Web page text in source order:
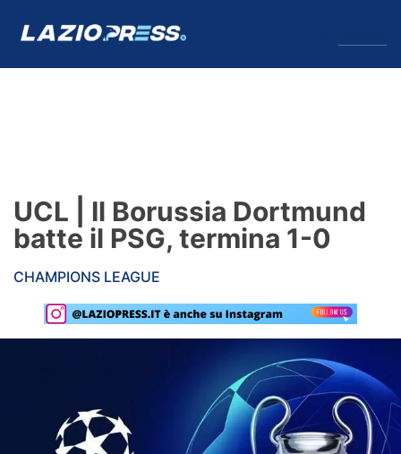
Formello
Infortuni
Primavera
Rassegna Lazio
UCL | Il Borussia Dortmund
batte il PSG, termina 1-0
CHAMPIONS LEAGUE